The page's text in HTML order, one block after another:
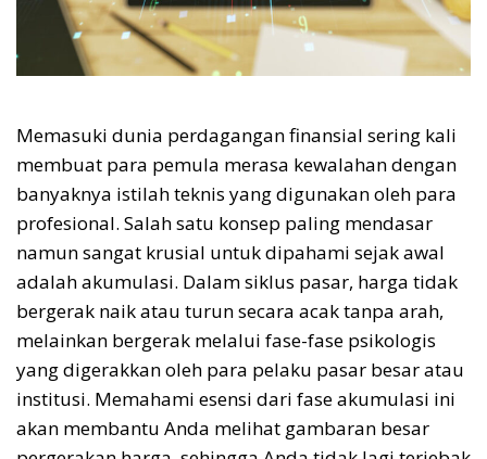
Memasuki dunia perdagangan finansial sering kali
membuat para pemula merasa kewalahan dengan
banyaknya istilah teknis yang digunakan oleh para
profesional. Salah satu konsep paling mendasar
namun sangat krusial untuk dipahami sejak awal
adalah akumulasi. Dalam siklus pasar, harga tidak
bergerak naik atau turun secara acak tanpa arah,
melainkan bergerak melalui fase-fase psikologis
yang digerakkan oleh para pelaku pasar besar atau
institusi. Memahami esensi dari fase akumulasi ini
akan membantu Anda melihat gambaran besar